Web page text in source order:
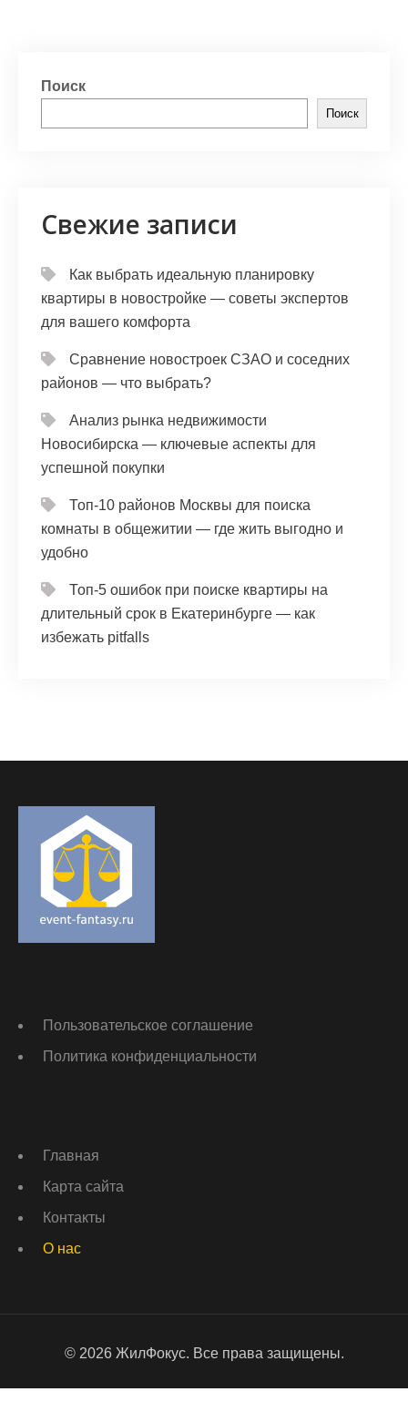
Поиск
Поиск
Свежие записи
Как выбрать идеальную планировку
квартиры в новостройке — советы экспертов
для вашего комфорта
Сравнение новостроек СЗАО и соседних
районов — что выбрать?
Анализ рынка недвижимости
Новосибирска — ключевые аспекты для
успешной покупки
Топ-10 районов Москвы для поиска
комнаты в общежитии — где жить выгодно и
удобно
Топ-5 ошибок при поиске квартиры на
длительный срок в Екатеринбурге — как
избежать pitfalls
Пользовательское соглашение
Политика конфиденциальности
Главная
Карта сайта
Контакты
О нас
© 2026 ЖилФокус. Все права защищены.